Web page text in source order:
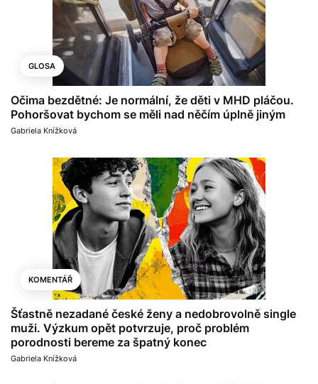
GLOSA
Očima bezdětné: Je normální, že děti v MHD pláčou.
Pohoršovat bychom se měli nad něčím úplně jiným
Gabriela Knížková
KOMENTÁŘ
Šťastně nezadané české ženy a nedobrovolně single
muži. Výzkum opět potvrzuje, proč problém
porodnosti bereme za špatný konec
Gabriela Knížková